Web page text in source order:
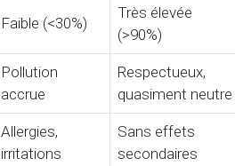
Faible (<30%)
Très élevée
(>90%)
Pollution
accrue
Respectueux,
quasiment neutre
Allergies,
irritations
Sans effets
secondaires